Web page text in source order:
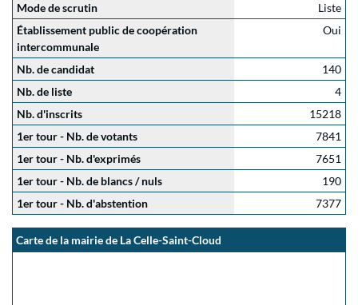
Mode de scrutin
Liste
Établissement public de coopération
intercommunale
Oui
Nb. de candidat
140
Nb. de liste
4
Nb. d'inscrits
15218
1er tour - Nb. de votants
7841
1er tour - Nb. d'exprimés
7651
1er tour - Nb. de blancs / nuls
190
1er tour - Nb. d'abstention
7377
Carte de la mairie de La Celle-Saint-Cloud